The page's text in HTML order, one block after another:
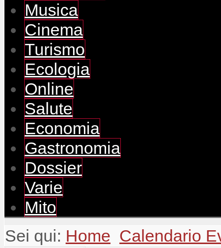
Musica
Cinema
Turismo
Ecologia
Online
Salute
Economia
Gastronomia
Dossier
Varie
Mito
Sei qui: Home Calendario